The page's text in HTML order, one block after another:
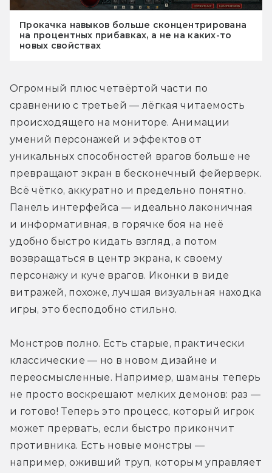
Прокачка навыков больше сконцентрирована
на процентных прибавках, а не на каких-то
новых свойствах
Огромный плюс четвёртой части по
сравнению с третьей — лёгкая читаемость
происходящего на мониторе. Анимации
умений персонажей и эффектов от
уникальных способностей врагов больше не
превращают экран в бесконечный фейерверк.
Всё чётко, аккуратно и предельно понятно.
Панель интерфейса — идеально лаконичная
и информативная, в горячке боя на неё
удобно быстро кидать взгляд, а потом
возвращаться в центр экрана, к своему
персонажу и куче врагов. Иконки в виде
витражей, похоже, лучшая визуальная находка
игры, это бесподобно стильно.
Монстров полно. Есть старые, практически
классические — но в новом дизайне и
переосмысленные. Например, шаманы теперь
не просто воскрешают мелких демонов: раз —
и готово! Теперь это процесс, который игрок
может прервать, если быстро прикончит
противника. Есть новые монстры —
например, оживший труп, которым управляет